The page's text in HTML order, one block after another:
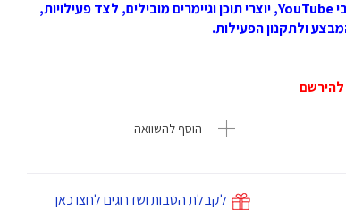
הקיץ. האירוע יתקיים בסוף חודש אוגוסט ויכלול הופעות של כוכבי YouTube, יוצרי תוכן וגיימרים מובילים, לצד פעילויות,
ולתקנון הפעילות.
הוסף להשוואה
לקבלת הטבות ושדרוגים לחצו כאן